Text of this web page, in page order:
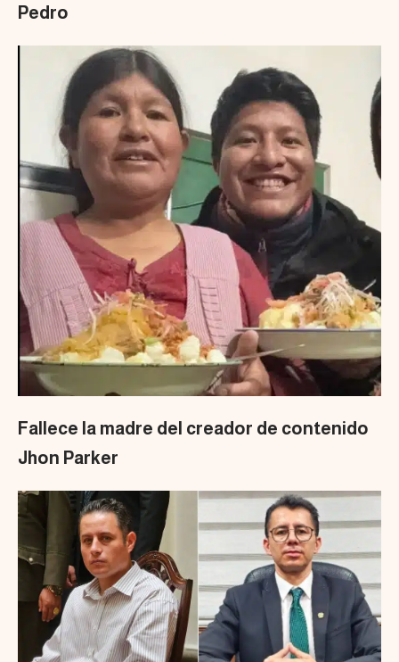
Pedro
Fallece la madre del creador de contenido
Jhon Parker